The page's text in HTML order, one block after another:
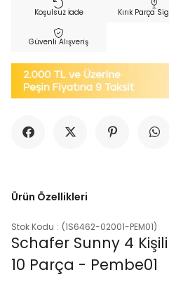
Koşulsuz İade Kırık Parça
Güvenli Alışveriş
Ürün Özellikleri
Stok Kodu (1S6462-02001-PEM01)
Schafer Sunny 4
10 Parça - Pembe01